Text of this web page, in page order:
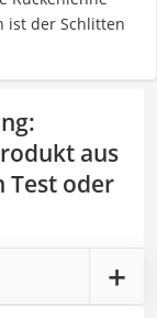
ist der Schlitten
:
aus
Test oder